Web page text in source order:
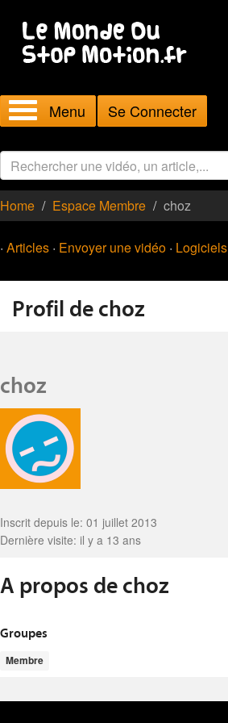
Menu Se Connecter
Home Espace Membre choz
· Articles · Envoyer une vidéo · Logiciels
Profil de choz
choz
Inscrit depuis le: 01 juillet 2013
Dernière visite: il y a 13 ans
A propos de choz
Groupes
Membre